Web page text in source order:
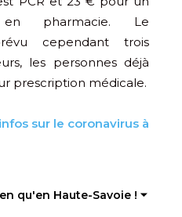
pharmacie. Le
cependant trois
les personnes déjà
prescription médicale.
sur le coronavirus à
qu'en Haute-Savoie ! ⏷